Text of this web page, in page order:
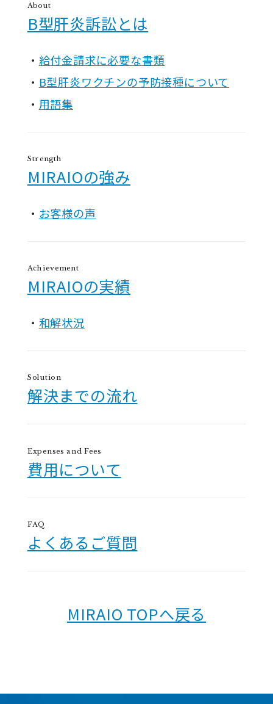
About
B型肝炎訴訟とは
給付金請求に必要な書類
B型肝炎ワクチンの予防接種について
用語集
Strength
MIRAIOの強み
お客様の声
Achievement
MIRAIOの実績
和解状況
Solution
解決までの流れ
Expenses and Fees
費用について
FAQ
よくあるご質問
MIRAIO TOPへ戻る